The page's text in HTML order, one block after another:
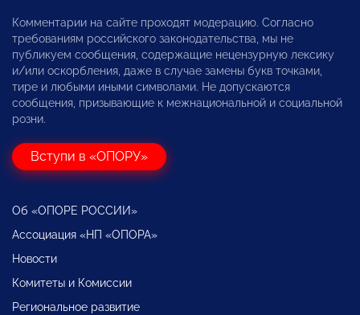
Комментарии на сайте проходят модерацию. Согласно
требованиям российского законодательства, мы не
публикуем сообщения, содержащие нецензурную лексику
и/или оскорбления, даже в случае замены букв точками,
тире и любыми иными символами. Не допускаются
сообщения, призывающие к межнациональной и социальной
розни.
Вступи в «ОПОРУ»
Об «ОПОРЕ РОССИИ»
Ассоциация «НП «ОПОРА»
Новости
Комитеты и Комиссии
Региональное развитие